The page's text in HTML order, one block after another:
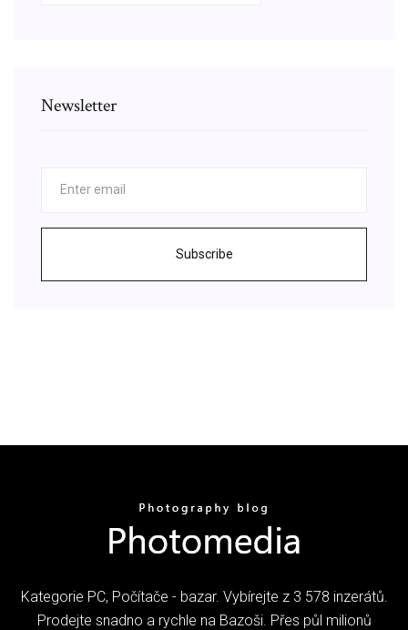
Newsletter
Subscribe
Kategorie PC, Počítače - bazar. Vybírejte z 3 578 inzerátů.
Prodejte snadno a rychle na Bazoši. Přes půl milionů